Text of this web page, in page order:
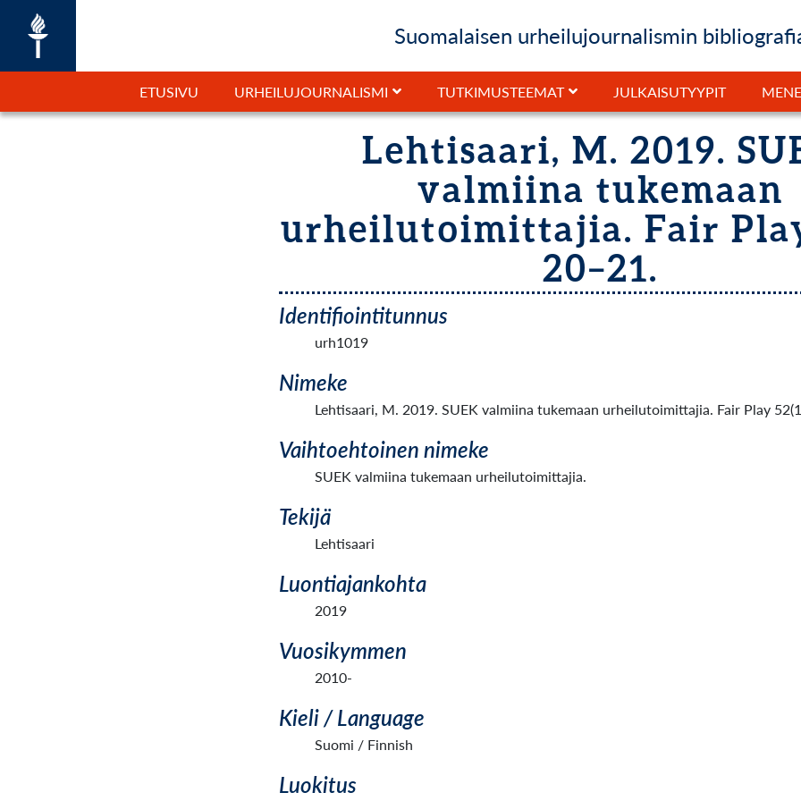
Suomalaisen urheilujournalismin
ETUSIVU URHEILUJOURNALISMI TUTKIMUSTEEMAT JULKAISUTYYPIT
Lehtisaari, M. 2019.
valmiina tukemaan
urheilutoimittajia. Fair
20–21.
Identifiointitunnus
urh1019
Nimeke
Lehtisaari, M. 2019. SUEK valmiina tukemaan urheilutoimittajia. Fair Play
Vaihtoehtoinen nimeke
SUEK valmiina tukemaan urheilutoimittajia.
Tekijä
Lehtisaari
Luontiajankohta
2019
Vuosikymmen
2010-
Kieli / Language
Suomi / Finnish
Luokitus